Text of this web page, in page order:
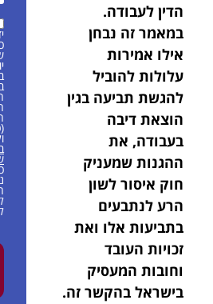
הדין לעבודה.
במאמר זה נבחן
אילו אמירות
עלולות להוביל
להגשת תביעה בגין
הוצאת דיבה
בעבודה, את
ההגנות שמעניק
חוק איסור לשון
הרע לנתבעים
בתביעות אלו ואת
זכויות העובד
וחובות המעסיק
בישראל בהקשר זה.